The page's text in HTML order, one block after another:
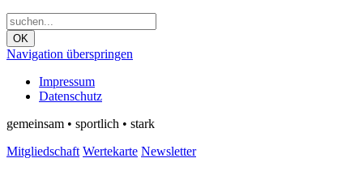
OK
Navigation überspringen
Impressum
Datenschutz
gemeinsam • sportlich • stark
Mitgliedschaft Wertekarte Newsletter